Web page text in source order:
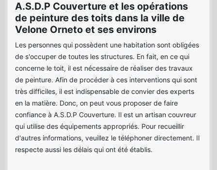
A.S.D.P Couverture et les opérations
de peinture des toits dans la ville de
Velone Orneto et ses environs
Les personnes qui possèdent une habitation sont obligées
de s'occuper de toutes les structures. En fait, en ce qui
concerne le toit, il est nécessaire de réaliser des travaux
de peinture. Afin de procéder à ces interventions qui sont
très difficiles, il est indispensable de convier des experts
en la matière. Donc, on peut vous proposer de faire
confiance à A.S.D.P Couverture. Il est un artisan couvreur
qui utilise des équipements appropriés. Pour recueillir
d'autres informations, veuillez le téléphoner directement. Il
respecte aussi les délais qui ont été établis.